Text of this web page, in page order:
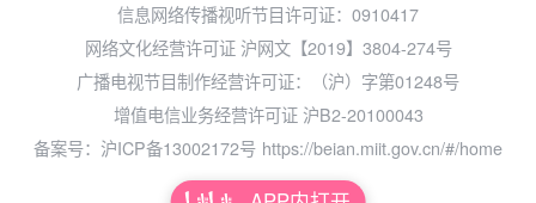
信息网络传播视听节目许可证：0910417
网络文化经营许可证 沪网文【2019】3804-274号
广播电视节目制作经营许可证：（沪）字第01248号
增值电信业务经营许可证 沪B2-20100043
备案号：沪ICP备13002172号 https://beian.miit.gov.cn/#/home